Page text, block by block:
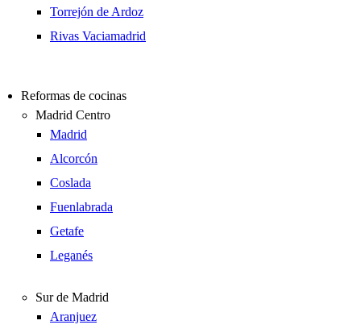
Torrejón de Ardoz
Rivas Vaciamadrid
Reformas de cocinas
Madrid Centro
Madrid
Alcorcón
Coslada
Fuenlabrada
Getafe
Leganés
Sur de Madrid
Aranjuez